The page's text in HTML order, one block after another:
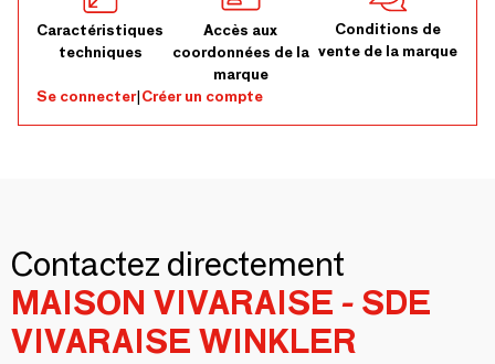
Caractéristiques
techniques
Accès aux
coordonnées de la
marque
Conditions de
vente de la marque
Se connecter|Créer un compte
Contactez directement
MAISON VIVARAISE - SDE
VIVARAISE WINKLER